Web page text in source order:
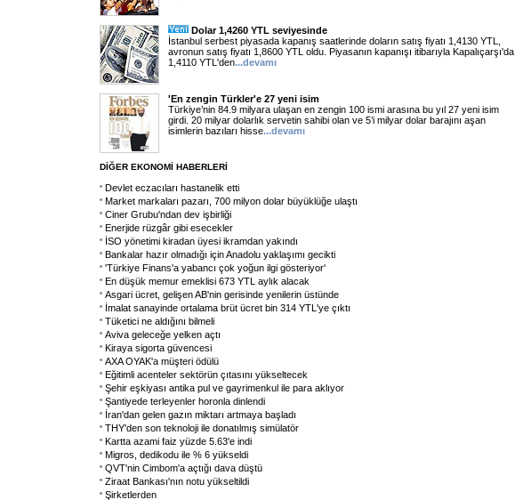
Dolar 1,4260 YTL seviyesinde
İstanbul serbest piyasada kapanış saatlerinde doların satış fiyatı 1,4130 YTL,
avronun satış fiyatı 1,8600 YTL oldu. Piyasanın kapanışı itibarıyla Kapalıçarşı'da
1,4110 YTL'den...devamı
'En zengin Türkler'e 27 yeni isim
Türkiye’nin 84.9 milyara ulaşan en zengin 100 ismi arasına bu yıl 27 yeni isim
girdi. 20 milyar dolarlık servetin sahibi olan ve 5’i milyar dolar barajını aşan
isimlerin bazıları hisse...devamı
DİĞER EKONOMİ HABERLERİ
Devlet eczacıları hastanelik etti
Market markaları pazarı, 700 milyon dolar büyüklüğe ulaştı
Ciner Grubu'ndan dev işbirliği
Enerjide rüzgâr gibi esecekler
İSO yönetimi kiradan üyesi ikramdan yakındı
Bankalar hazır olmadığı için Anadolu yaklaşımı gecikti
'Türkiye Finans'a yabancı çok yoğun ilgi gösteriyor'
En düşük memur emeklisi 673 YTL aylık alacak
Asgari ücret, gelişen AB'nin gerisinde yenilerin üstünde
İmalat sanayinde ortalama brüt ücret bin 314 YTL'ye çıktı
Tüketici ne aldığını bilmeli
Aviva geleceğe yelken açtı
Kiraya sigorta güvencesi
AXA OYAK'a müşteri ödülü
Eğitimli acenteler sektörün çıtasını yükseltecek
Şehir eşkiyası antika pul ve gayrimenkul ile para aklıyor
Şantiyede terleyenler horonla dinlendi
İran'dan gelen gazın miktarı artmaya başladı
THY'den son teknoloji ile donatılmış simülatör
Kartta azami faiz yüzde 5.63'e indi
Migros, dedikodu ile % 6 yükseldi
QVT'nin Cimbom'a açtığı dava düştü
Ziraat Bankası'nın notu yükseltildi
Şirketlerden